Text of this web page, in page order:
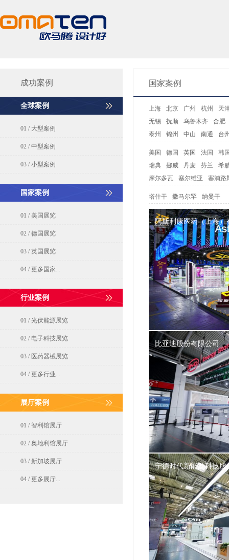
成功案例
全球案例
01 / 大型案例
02 / 中型案例
03 / 小型案例
国家案例
01 / 美国展览
02 / 德国展览
03 / 英国展览
04 / 更多国家...
行业案例
01 / 光伏能源展览
02 / 电子科技展览
03 / 医药器械展览
04 / 更多行业...
展厅案例
01 / 智利馆展厅
02 / 奥地利馆展厅
03 / 新加坡展厅
04 / 更多展厅...
国家案例
上海 北京 广州 杭州
天
无锡
抚顺 乌鲁木齐
合肥
泰州
锦州 中山 南通 台
美国 德国 英国 法国
韩
瑞典
挪威 丹麦 芬兰
希
摩尔多瓦
塞尔维亚 塞浦路
塔什干 撒马尔罕 纳曼干
阿斯利康医药（上海）
比亚迪股份有限公司
宁德时代新能源科技股